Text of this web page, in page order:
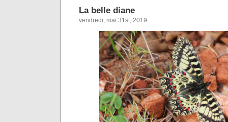
La belle diane
vendredi, mai 31st, 2019